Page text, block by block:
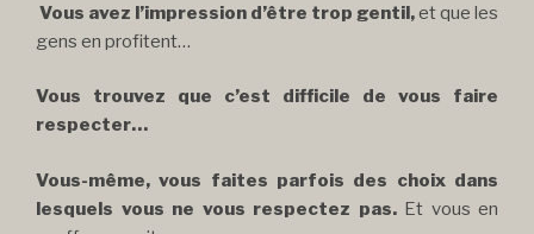
Vous avez l’impression d’être trop gentil,et que les
gens en profitent…
Vous trouvez que c’est difficile de vous faire
respecter…
Vous-même, vous faites parfois des choix dans
lesquels vous ne vous respectez pas.Et vous en